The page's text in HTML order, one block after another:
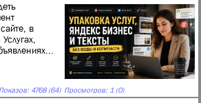
в
Показов: 4768 (64) Просмотров: 1 (0)